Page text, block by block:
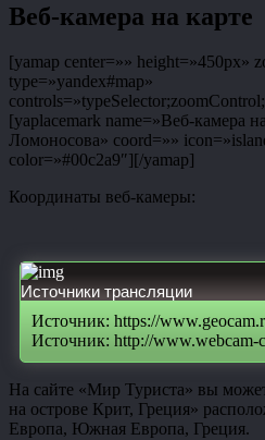
Веб-камера на карте
[yamap center=»» height=»450px»
type=»yandex#map»
[yaplacemark name=»Веб-камера
Ломоносова» coord=»»
color=»#00c2a9″][/yamap]
Координаты веб-камеры:
Источники трансляции
Источник: https://
Источник: http://www.webcam-
На сайте «Мир Туриста» вы
на острове Крит, Греция»
Европа, Южная Европа, Греция.